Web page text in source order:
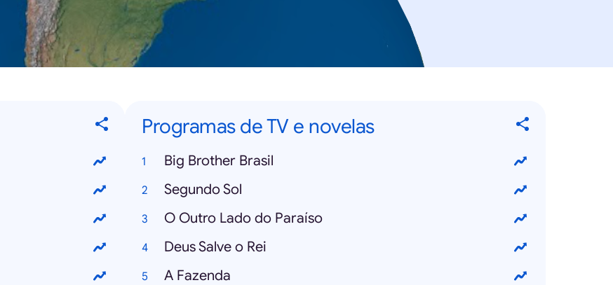
Programas de TV e novelas
Big Brother Brasil
Segundo Sol
O Outro Lado do Paraíso
Deus Salve o Rei
A Fazenda